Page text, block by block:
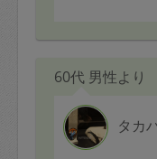
60代 男性より
タカ